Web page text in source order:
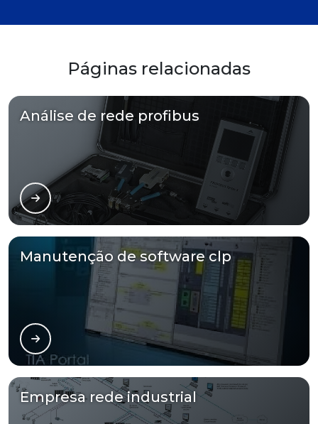
Páginas relacionadas
Análise de rede profibus
Manutenção de software clp
Empresa rede industrial